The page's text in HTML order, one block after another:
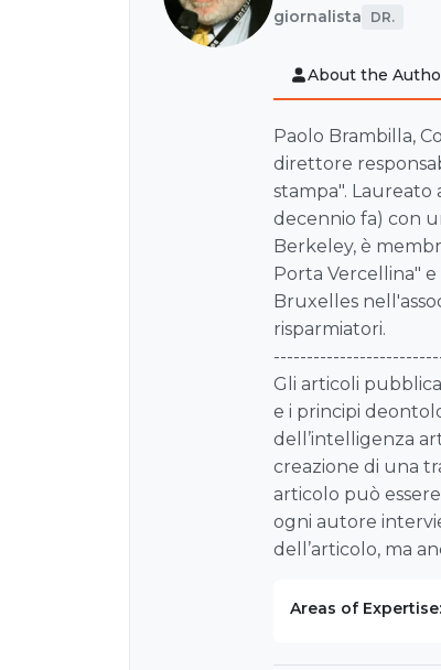
giornalista DR.
About the
Paolo Brambilla,
direttore
stampa". Laureato
decennio fa) con
Berkeley, è
Porta Vercellina"
Bruxelles
risparmiatori.
Gli articoli
e i principi
dell’intelligenza
creazione di una
articolo può
ogni autore
dell’articolo, ma
Areas of Expertise: